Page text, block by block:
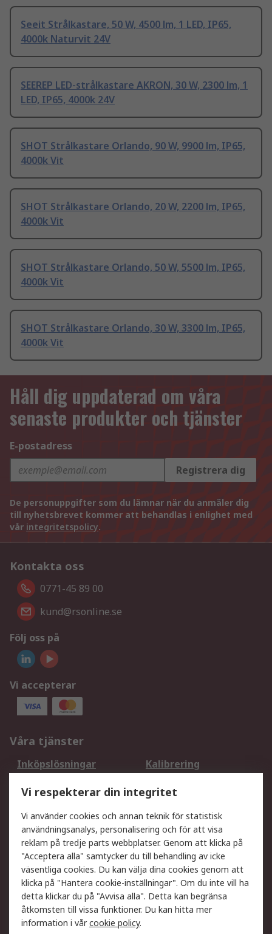
Seeit Strålkastare, 50 W, 4500 lm, 1 LED, IP65,
4000k Naturvit 24V
SEEREP LED-strålkastare AKRON, 30 W, 2300 lm, 1
LED, IP65, 4000k 24V
SHOT Strålkastare Orlando, 90 W, 9900 lm, IP65,
4000k Vit
SHOT Strålkastare Orlando, 20 W, 2200 lm, IP65,
4000k Vit
SHOT Strålkastare Orlando, 50 W, 5500 lm, IP65,
4000k Vit
SHOT Strålkastare Orlando, 30 W, 3300 lm, IP65,
4000k Vit
Håll dig uppdaterad om våra
senaste produkter och tjänster
E-postadress
Registrera dig
De personuppgifter som du lämnar när du anmäler dig
till nyhetsbrevet kommer att behandlas i enlighet med
vår integritetspolicy.
Kontakta oss
0771-45 89 00
kund@rsonline.se
Följ oss på
Vi accepterar
Våra tjänster
Inköpslösningar
Kalibrering
DesignSpark
Teknisk Support
Ditt lokala säljteam
Exportlösningar
Support
Få hjälp
Retur av varor
Leverans
Spåra din order
Begär en fakturakopi
Fördelar med RS-konto
Betalningsalternativ
Vi respekterar din integritet
Vi använder cookies och annan teknik för statistisk
användningsanalys, personalisering och för att visa
reklam på tredje parts webbplatser. Genom att klicka på
"Acceptera alla" samtycker du till behandling av icke
väsentliga cookies. Du kan välja dina cookies genom att
klicka på "Hantera cookie-inställningar". Om du inte vill ha
detta klickar du på "Avvisa alla". Detta kan begränsa
åtkomsten till vissa funktioner. Du kan hitta mer
information i vårcookie policy.